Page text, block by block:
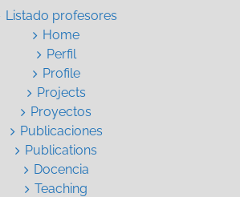
Listado profesores
Home
Perfil
Profile
Projects
Proyectos
Publicaciones
Publications
Docencia
Teaching